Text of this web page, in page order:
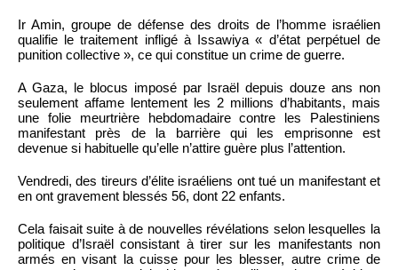
Ir Amin, groupe de défense des droits de l’homme israélien
qualifie le traitement infligé à Issawiya « d’état perpétuel de
punition collective », ce qui constitue un crime de guerre.
A Gaza, le blocus imposé par Israël depuis douze ans non
seulement affame lentement les 2 millions d’habitants, mais
une folie meurtrière hebdomadaire contre les Palestiniens
manifestant près de la barrière qui les emprisonne est
devenue si habituelle qu’elle n’attire guère plus l’attention.
Vendredi, des tireurs d’élite israéliens ont tué un manifestant et
en ont gravement blessés 56, dont 22 enfants.
Cela faisait suite à de nouvelles révélations selon lesquelles la
politique d’Israël consistant à tirer sur les manifestants non
armés en visant la cuisse pour les blesser, autre crime de